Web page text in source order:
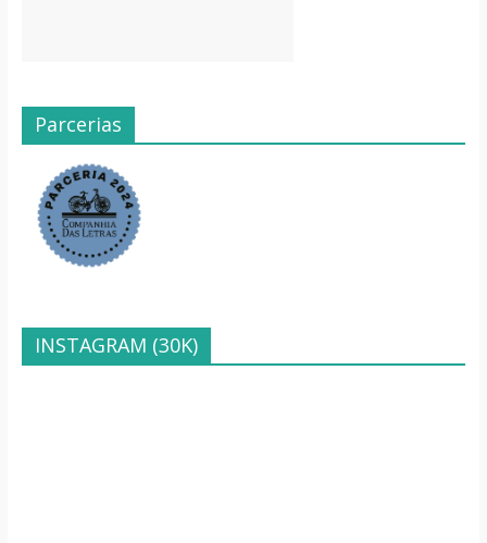
Parcerias
INSTAGRAM (30K)